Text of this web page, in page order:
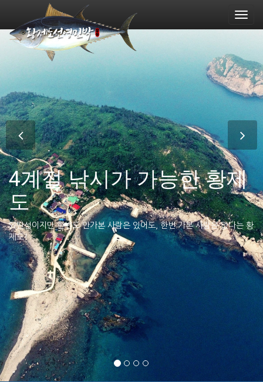
4계절 낚시가 가능한 황제
도
외딴섬이지만 한번도 안가본 사람은 있어도, 한번 가본 사람은 없다는 황
제도!
황제도선영민박
낚시인들에게 낚시/숙박 관련된 서비스를 제공합니다.
황제가 쉬어 갔다는 전설
이 있는 곳 황제도
겨울에도 어족이 풍부하고 대물 감섬돔을 토해내는 황제도 앞 바다
4계절 낚시가 가능한 황제
도
낚시의 즐거움과 삶의 활력을 주는 풍요롭고 다름다운 섬! 황제도~